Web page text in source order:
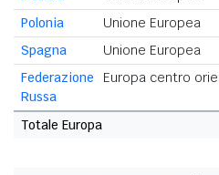
Polonia
Unione Europea
Spagna
Unione Europea
Federazione
Russa
Europa centro
Totale Europa